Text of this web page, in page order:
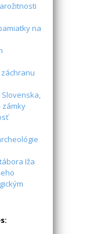
na
zámky
Iža